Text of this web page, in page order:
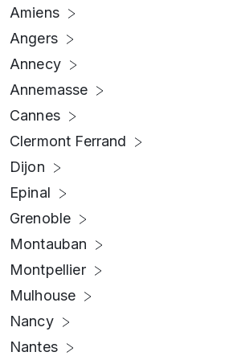
Amiens
Angers
Annecy
Annemasse
Cannes
Clermont Ferrand
Dijon
Epinal
Grenoble
Montauban
Montpellier
Mulhouse
Nancy
Nantes